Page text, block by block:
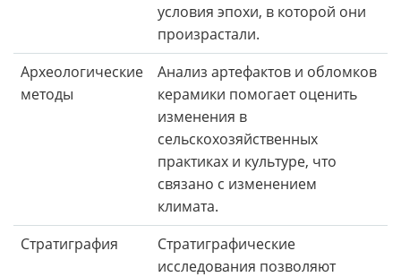
условия эпохи, в которой они
произрастали.
Археологические
методы
Анализ артефактов и обломков
керамики помогает оценить
изменения в
сельскохозяйственных
практиках и культуре, что
связано с изменением
климата.
Стратиграфия
Стратиграфические
исследования позволяют